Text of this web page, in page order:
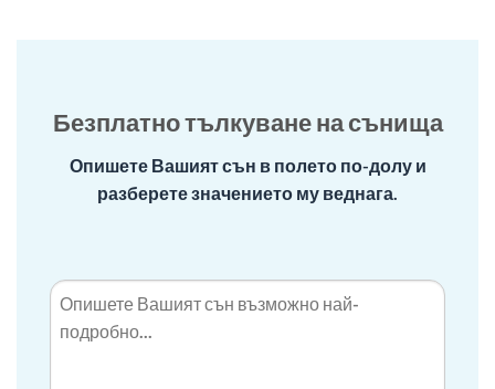
Безплатно тълкуване на сънища
Опишете Вашият сън в полето по-долу и
разберете значението му веднага.